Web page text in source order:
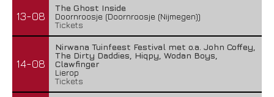
13-08
The Ghost Inside
Doornroosje (Doornroosje (Nijmegen))
Tickets
14-08
Nirwana Tuinfeest Festival met o.a. John Coffey,
The Dirty Daddies, Hiqpy, Wodan Boys,
Clawfinger
Lierop
Tickets